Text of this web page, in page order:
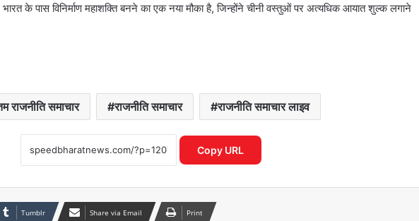
के पास विनिर्माण महाशक्ति बनने का एक नया मौका है, जिन्होंने चीनी वस्तुओं पर अत्यधिक आयात शुल्क लगाने
राजनीति समाचार राजनीति समाचार राजनीति समाचार लाइव
Copy URL
Tumblr Share via Email Print
कांवड़ यात्रा को लेकर मौलाना रशीदी का बयान,
सियासी हलचल तेज
बयान, हेमंत सरकार का किया जिक्र